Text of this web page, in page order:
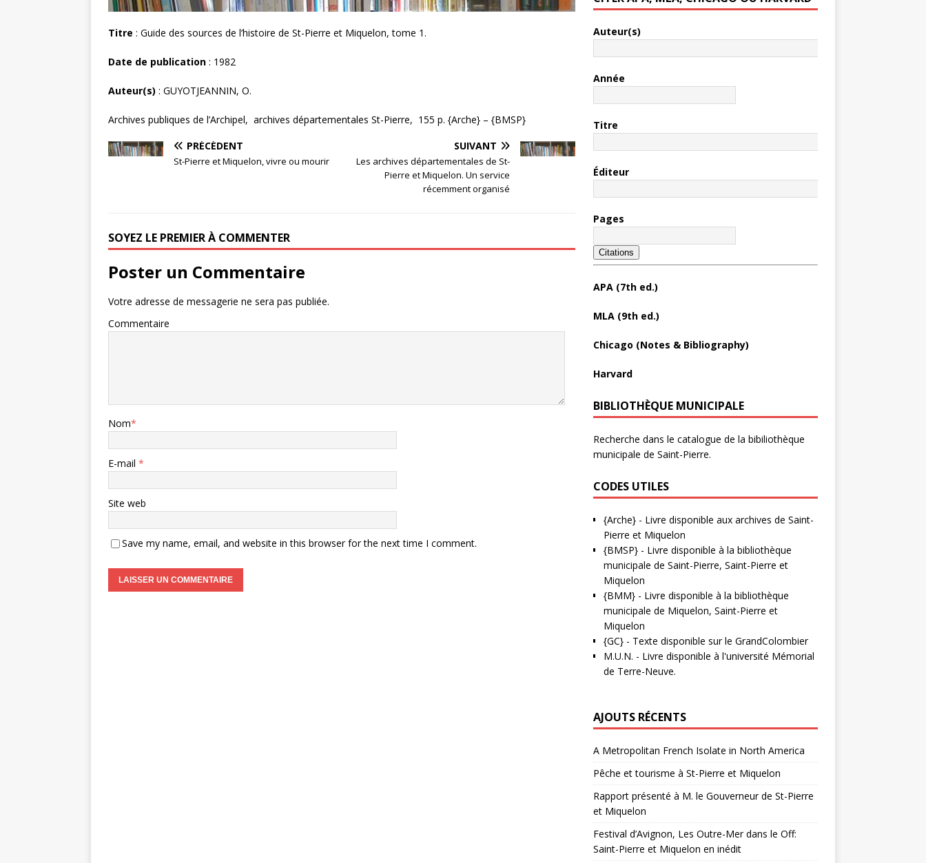
Titre : Guide des sources de l’histoire de St-Pierre et Miquelon, tome 1.
Date de publication : 1982
Auteur(s) : GUYOTJEANNIN, O.
Archives publiques de l’Archipel, archives départementales St-Pierre, 155 p. {Arche} – {BMSP}
PRÉCÉDENT
St-Pierre et Miquelon, vivre ou mourir
SUIVANT
Les archives départementales de St-
Pierre et Miquelon. Un service
récemment organisé
SOYEZ LE PREMIER À COMMENTER
Poster un Commentaire
Votre adresse de messagerie ne sera pas publiée.
Commentaire
Nom*
E-mail *
Site web
Save my name, email, and website in this browser for the next time I comment.
Auteur(s)
Année
Titre
Éditeur
Pages
Citations
APA (7th ed.)
MLA (9th ed.)
Chicago (Notes & Bibliography)
Harvard
BIBLIOTHÈQUE MUNICIPALE
Recherche dans le catalogue de la bibiliothèque
municipale de Saint-Pierre.
CODES UTILES
{Arche}- Livre disponible aux archives de Saint-
Pierre et Miquelon
{BMSP}- Livre disponible à la bibliothèque
municipale de Saint-Pierre, Saint-Pierre et
Miquelon
{BMM}- Livre disponible à la bibliothèque
municipale de Miquelon, Saint-Pierre et
Miquelon
{GC}- Texte disponible sur le GrandColombier
M.U.N. - Livre disponible à l'université Mémorial
de Terre-Neuve.
AJOUTS RÉCENTS
A Metropolitan French Isolate in North America
Pêche et tourisme à St-Pierre et Miquelon
Rapport présenté à M. le Gouverneur de St-Pierre
et Miquelon
Festival d’Avignon, Les Outre-Mer dans le Off:
Saint-Pierre et Miquelon en inédit